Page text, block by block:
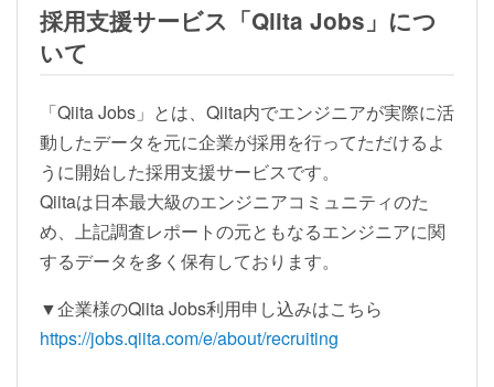
採用支援サービス「Qiita Jobs」につ
いて
「Qiita Jobs」とは、Qiita内でエンジニアが実際に活
動したデータを元に企業が採用を行ってただけるよ
うに開始した採用支援サービスです。
Qiitaは日本最大級のエンジニアコミュニティのた
め、上記調査レポートの元ともなるエンジニアに関
するデータを多く保有しております。
▼企業様のQiita Jobs利用申し込みはこちら
https://jobs.qiita.com/e/about/recruiting